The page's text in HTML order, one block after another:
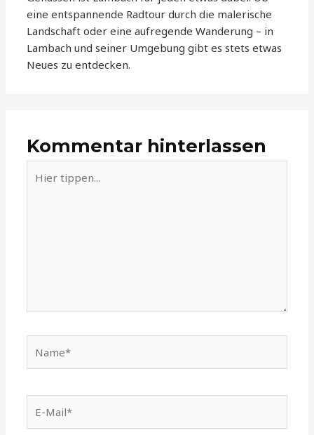
eine entspannende Radtour durch die malerische
Landschaft oder eine aufregende Wanderung – in
Lambach und seiner Umgebung gibt es stets etwas
Neues zu entdecken.
Kommentar hinterlassen
tippen...
Mail*